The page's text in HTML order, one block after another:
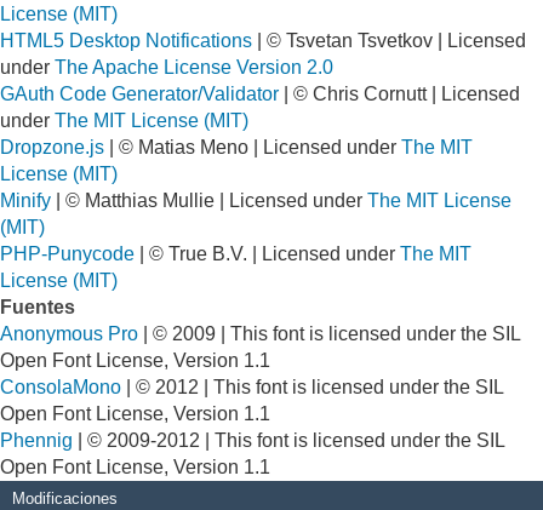
License (MIT)
HTML5 Desktop Notifications | © Tsvetan Tsvetkov | Licensed
under The Apache License Version 2.0
GAuth Code Generator/Validator | © Chris Cornutt | Licensed
under The MIT License (MIT)
Dropzone.js | © Matias Meno | Licensed under The MIT
License (MIT)
Minify | © Matthias Mullie | Licensed under The MIT License
(MIT)
PHP-Punycode | © True B.V. | Licensed under The MIT
License (MIT)
Fuentes
Anonymous Pro | © 2009 | This font is licensed under the SIL
Open Font License, Version 1.1
ConsolaMono | © 2012 | This font is licensed under the SIL
Open Font License, Version 1.1
Phennig | © 2009-2012 | This font is licensed under the SIL
Open Font License, Version 1.1
Modificaciones